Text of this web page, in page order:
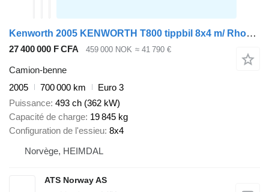
Kenworth 2005 KENWORTH T800 tippbil 8x4 m/ Rhodes påbygg, kompressor, vib
27 400 000 F CFA 459 000 NOK ≈ 41 790 €
Camion-benne
2005
700 000 km
Euro 3
Puissance 493 ch (362 kW)
Capacité de charge 19 845 kg
Configuration de l'essieu 8x4
Norvège, HEIMDAL
ATS Norway AS